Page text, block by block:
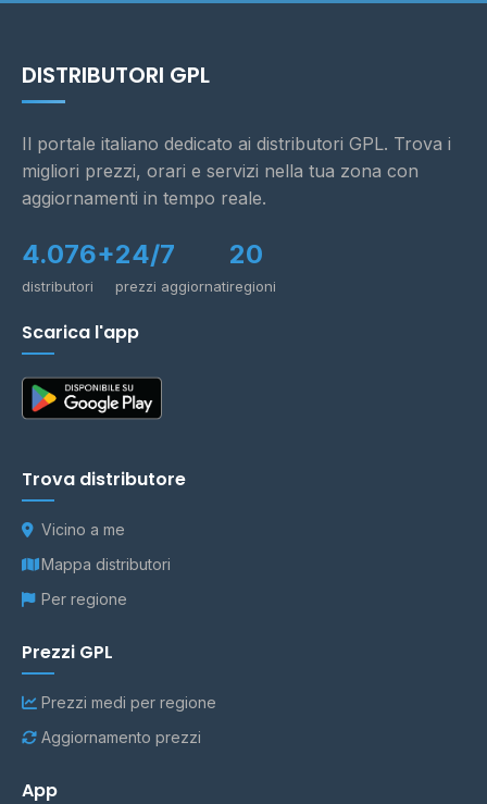
DISTRIBUTORI GPL
Il portale italiano dedicato ai distributori GPL. Trova i
migliori prezzi, orari e servizi nella tua zona con
aggiornamenti in tempo reale.
4.076+
distributori
24/7
prezzi aggiornati
20
regioni
Scarica l'app
Trova distributore
Vicino a me
Mappa distributori
Per regione
Prezzi GPL
Prezzi medi per regione
Aggiornamento prezzi
App